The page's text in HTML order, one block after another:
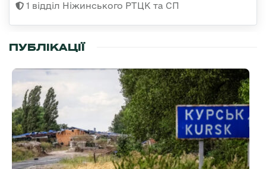
1 відділ Ніжинського РТЦК та СП
ПУБЛІКАЦІЇ